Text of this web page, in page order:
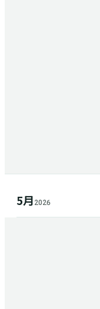
5月 2026